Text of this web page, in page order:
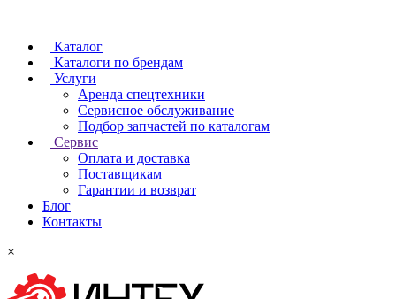
Каталог
Каталоги по брендам
Услуги
Аренда спецтехники
Сервисное обслуживание
Подбор запчастей по каталогам
Сервис
Оплата и доставка
Поставщикам
Гарантии и возврат
Блог
Контакты
×